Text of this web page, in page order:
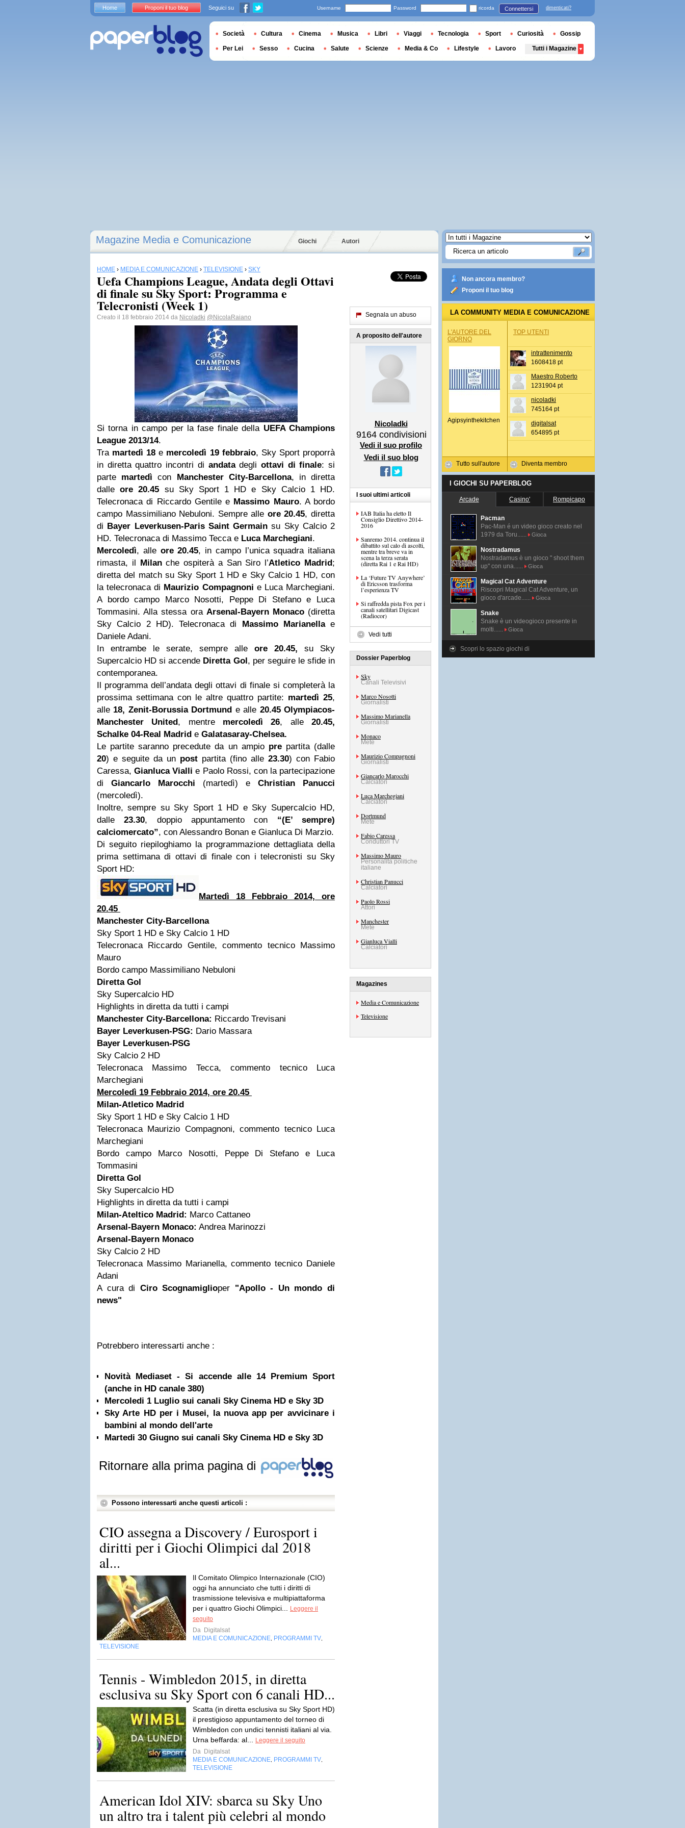
Magazine Media e Comunicazione Giochi Autori
HOME › MEDIA E COMUNICAZIONE › TELEVISIONE › SKY
Uefa Champions League, Andata degli Ottavi
di finale su Sky Sport: Programma e
Telecronisti (Week 1)
Creato il 18 febbraio 2014 da Nicoladki @NicolaRaiano
Si torna in campo per la fase finale della UEFA Champions
League 2013/14.
Tra martedì 18 e mercoledì 19 febbraio, Sky Sport proporrà
in diretta quattro incontri di andatadegli ottavi di finale: si
parte martedìcon ManchesterCity-Barcellona, in diretta
dalleore 20.45 su Sky Sport 1 HD e Sky Calcio 1 HD.
Telecronaca di Riccardo Gentile e Massimo Mauro. A bordo
campo Massimiliano Nebuloni. Sempre alle ore 20.45, diretta
di Bayer Leverkusen-Paris Saint Germainsu Sky Calcio 2
HD. Telecronaca di Massimo Tecca e Luca Marchegiani.
Mercoledì, alle ore 20.45, in campo l’unica squadra italiana
rimasta, il Milanche ospiterà a San Siro l’Atletico Madrid;
diretta del match su Sky Sport 1 HD e Sky Calcio 1 HD, con
la telecronaca di Maurizio Compagnoni e Luca Marchegiani.
A bordo campo Marco Nosotti, Peppe Di Stefano e Luca
Tommasini. Alla stessa ora Arsenal-Bayern Monaco(diretta
Sky Calcio 2 HD). Telecronaca di Massimo Marianellae
Daniele Adani.
In entrambe le serate, sempre alle ore 20.45, su Sky
Supercalcio HD si accende Diretta Gol, per seguire le sfide in
contemporanea.
Il programma dell’andata degli ottavi di finale si completerà la
prossima settimana con le altre quattro partite: martedì 25,
alle 18, Zenit-Borussia Dortmund e alle 20.45 Olympiacos-
Manchester United, mentre mercoledì 26, alle20.45,
Schalke 04-Real Madrid e Galatasaray-Chelsea.
Le partite saranno precedute da un ampio pre partita (dalle
20) e seguite da un post partita (fino alle 23.30) con Fabio
Caressa,Gianluca Vialli e Paolo Rossi, con la partecipazione
di Giancarlo Marocchi (martedì) e Christian Panucci
(mercoledì).
Inoltre, sempre su Sky Sport 1 HD e Sky Supercalcio HD,
dalle23.30, doppio appuntamento con “(E’ sempre)
calciomercato”, con Alessandro Bonan e Gianluca Di Marzio.
Di seguito riepiloghiamo la programmazione dettagliata della
prima settimana di ottavi di finale con i telecronisti su Sky
Sport HD:
Martedì 18 Febbraio 2014, ore
20.45
Manchester City-Barcellona
Sky Sport 1 HD e Sky Calcio 1 HD
Telecronaca Riccardo Gentile, commento tecnico Massimo
Mauro
Bordo campo Massimiliano Nebuloni
Diretta Gol
Sky Supercalcio HD
Highlights in diretta da tutti i campi
Manchester City-Barcellona: Riccardo Trevisani
Bayer Leverkusen-PSG: Dario Massara
Bayer Leverkusen-PSG
Sky Calcio 2 HD
Telecronaca Massimo Tecca, commento tecnico Luca
Marchegiani
Mercoledì 19 Febbraio 2014, ore 20.45
Milan-Atletico Madrid
Sky Sport 1 HD e Sky Calcio 1 HD
Telecronaca Maurizio Compagnoni, commento tecnico Luca
Marchegiani
Bordo campo Marco Nosotti, Peppe Di Stefano e Luca
Tommasini
Diretta Gol
Sky Supercalcio HD
Highlights in diretta da tutti i campi
Milan-Ateltico Madrid: Marco Cattaneo
Arsenal-Bayern Monaco: Andrea Marinozzi
Arsenal-Bayern Monaco
Sky Calcio 2 HD
Telecronaca Massimo Marianella, commento tecnico Daniele
Adani
A cura di Ciro Scognamiglioper "Apollo - Un mondo di
news"
Potrebbero interessarti anche :
Novità Mediaset - Si accende alle 14 Premium Sport
(anche in HD canale 380)
Mercoledi 1 Luglio sui canali Sky Cinema HD e Sky 3D
Sky Arte HD per i Musei, la nuova app per avvicinare i
bambini al mondo dell'arte
Martedi 30 Giugno sui canali Sky Cinema HD e Sky 3D
Ritornare alla prima pagina di
Possono interessarti anche questi articoli :
CIO assegna a Discovery / Eurosport i
diritti per i Giochi Olimpici dal 2018
al...
Il Comitato Olimpico Internazionale (CIO)
oggi ha annunciato che tutti i diritti di
trasmissione televisiva e multipiattaforma
per i quattro Giochi Olimpici...
Leggere il
seguito
Da Digitalsat
MEDIA E COMUNICAZIONE PROGRAMMI TV
TELEVISIONE
Tennis - Wimbledon 2015, in diretta
esclusiva su Sky Sport con 6 canali HD...
Scatta (in diretta esclusiva su Sky Sport HD)
il prestigioso appuntamento del torneo di
Wimbledon con undici tennisti italiani al via.
Urna beffarda: al...
Leggere il seguito
Da Digitalsat
MEDIA E COMUNICAZIONE PROGRAMMI TV
TELEVISIONE
American Idol XIV: sbarca su Sky Uno
un altro tra i talent più celebri al mondo
Segnala un abuso
A proposito dell'autore
Nicoladki
9164 condivisioni
Vedi il suo profilo
Vedi il suo blog
I suoi ultimi articoli
IAB Italia ha eletto Il
Consiglio Direttivo 2014-
2016
Sanremo 2014. continua il
dibattito sul calo di ascolti,
mentre tra breve va in
scena la terza serata
(diretta Rai 1 e Rai HD)
La ‘Future TV Anywhere’
di Ericsson trasforma
l’esperienza TV
Si raffredda pista Fox per i
canali satellitari Digicast
(Radiocor)
Vedi tutti
Dossier Paperblog
Sky
Canali Televisivi
Marco Nosotti
Giornalisti
Massimo Marianella
Giornalisti
Monaco
Mete
Maurizio Compagnoni
Giornalisti
Giancarlo Marocchi
Calciatori
Luca Marchegiani
Calciatori
Dortmund
Mete
Fabio Caressa
Conduttori TV
Massimo Mauro
Personalità politiche
italiane
Christian Panucci
Calciatori
Paolo Rossi
Attori
Manchester
Mete
Gianluca Vialli
Calciatori
Magazines
Media e Comunicazione
Televisione
Non ancora membro?
Proponi il tuo blog
LA COMMUNITY MEDIA E COMUNICAZIONE
L'AUTORE DEL
GIORNO
Agipsyinthekitchen
Tutto sull'autore
TOP UTENTI
intrattenimento
1608418 pt
Maestro Roberto
1231904 pt
nicoladki
745164 pt
digitalsat
654895 pt
Diventa membro
I GIOCHI SU PAPERBLOG
Arcade Casino' Rompicapo
Pacman
Pac-Man é un video gioco creato nel
1979 da Toru......
Gioca
Nostradamus
Nostradamus è un gioco " shoot them
up" con una......
Gioca
Magical Cat Adventure
Riscopri Magical Cat Adventure, un
gioco d'arcade......
Gioca
Snake
Snake è un videogioco presente in
molti......
Gioca
Scopri lo spazio giochi di
Home Proponi il tuo blog Seguici su Username Password ricorda Connettersi dimenticati?
Società Cultura Cinema Musica Libri Viaggi Tecnologia Sport Curiosità Gossip
Per Lei Sesso Cucina Salute Scienze Media & Co Lifestyle Lavoro Tutti i Magazine